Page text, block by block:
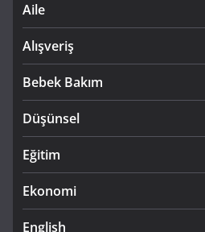
Aile
Alışveriş
Bebek Bakım
Düşünsel
Eğitim
Ekonomi
English